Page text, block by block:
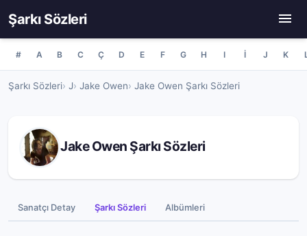
Şarkı Sözleri
# A B C Ç D E F G H I İ J K
Şarkı Sözleri J Jake Owen Jake Owen Şarkı Sözleri
Jake Owen Şarkı Sözleri
Sanatçı Detay Şarkı Sözleri Albümleri